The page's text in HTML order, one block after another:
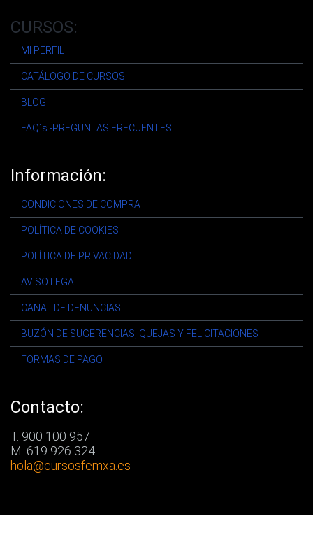
CURSOS:
MI PERFIL
CATÁLOGO DE CURSOS
BLOG
FAQ´s -PREGUNTAS FRECUENTES
Información:
CONDICIONES DE COMPRA
POLÍTICA DE COOKIES
POLÍTICA DE PRIVACIDAD
AVISO LEGAL
CANAL DE DENUNCIAS
BUZÓN DE SUGERENCIAS, QUEJAS Y FELICITACIONES
FORMAS DE PAGO
Contacto:
T. 900 100 957
M. 619 926 324
hola@cursosfemxa.es